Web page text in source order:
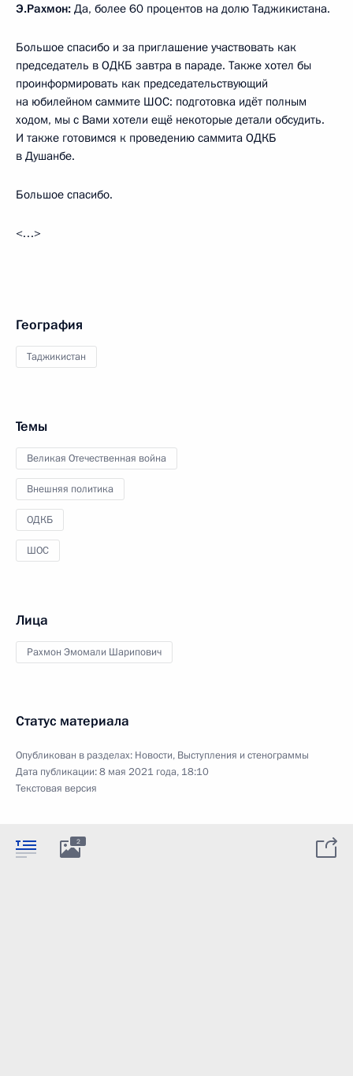
Э.Рахмон: Да, более 60 процентов на долю Таджикистана.
Большое спасибо и за приглашение участвовать как
председатель в ОДКБ завтра в параде. Также хотел бы
проинформировать как председательствующий
на юбилейном саммите ШОС: подготовка идёт полным
ходом, мы с Вами хотели ещё некоторые детали обсудить.
И также готовимся к проведению саммита ОДКБ
в Душанбе.
Большое спасибо.
<…>
География
Таджикистан
Темы
Великая Отечественная война
Внешняя политика
ОДКБ
ШОС
Лица
Рахмон Эмомали Шарипович
Статус материала
Опубликован в разделах: Новости, Выступления и стенограммы
Дата публикации:8 мая 2021 года, 18:10
Текстовая версия
2